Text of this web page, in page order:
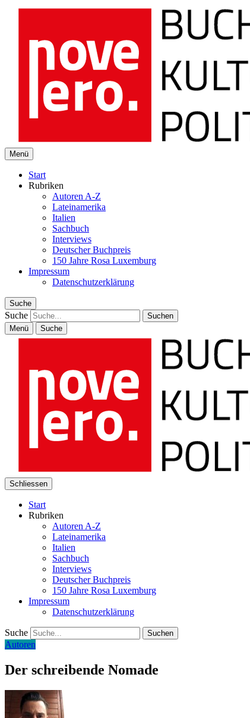
Buch Kultur Politik
Menü
Start
Rubriken
Autoren A-Z
Lateinamerika
Italien
Sachbuch
Interviews
Deutscher Buchpreis
150 Jahre Rosa Luxemburg
Impressum
Datenschutzerklärung
Suche
Suche
Menü Suche
Schliessen
Start
Rubriken
Autoren A-Z
Lateinamerika
Italien
Sachbuch
Interviews
Deutscher Buchpreis
150 Jahre Rosa Luxemburg
Impressum
Datenschutzerklärung
Suche
Autoren
Der schreibende Nomade